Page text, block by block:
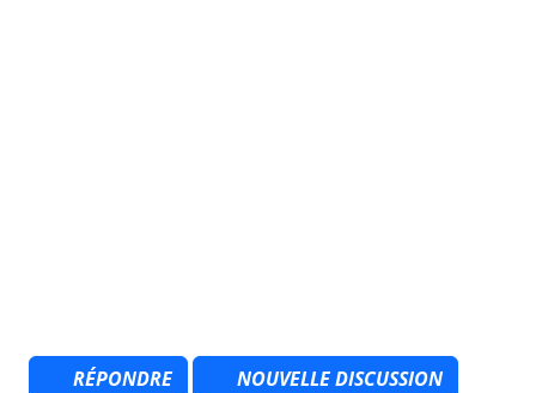
RÉPONDRE NOUVELLE DISCUSSION